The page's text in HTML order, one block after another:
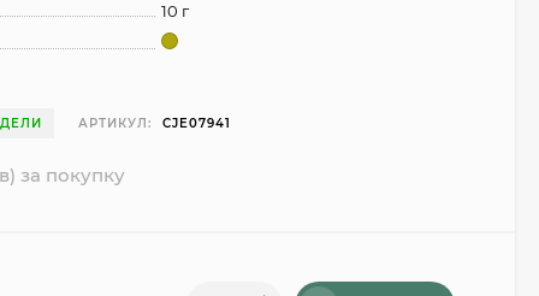
10 г
АРТИКУЛ: CJE07941
за покупку